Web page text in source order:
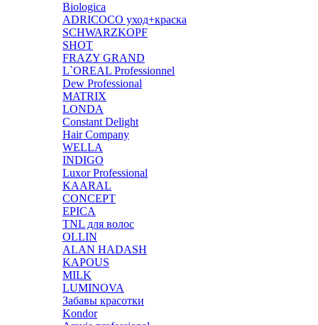
Biologica
ADRICOCO уход+краска
SCHWARZKOPF
SHOT
FRAZY GRAND
L`OREAL Professionnel
Dew Professional
MATRIX
LONDA
Constant Delight
Hair Company
WELLA
INDIGO
Luxor Professional
KAARAL
CONCEPT
EPICA
TNL для волос
OLLIN
ALAN HADASH
KAPOUS
MILK
LUMINOVA
Забавы красотки
Kondor